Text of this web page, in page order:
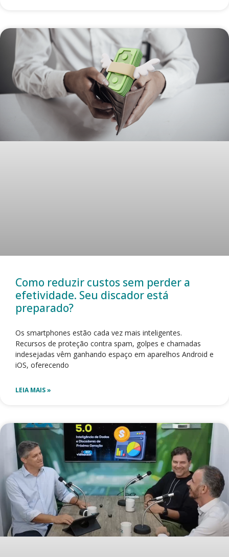
Como reduzir custos sem perder a
efetividade. Seu discador está
preparado?
Os smartphones estão cada vez mais inteligentes.
Recursos de proteção contra spam, golpes e chamadas
indesejadas vêm ganhando espaço em aparelhos Android e
iOS, oferecendo
LEIA MAIS »